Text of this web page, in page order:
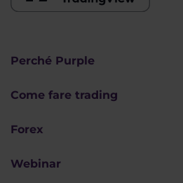
Perché Purple
Come fare trading
Forex
Webinar